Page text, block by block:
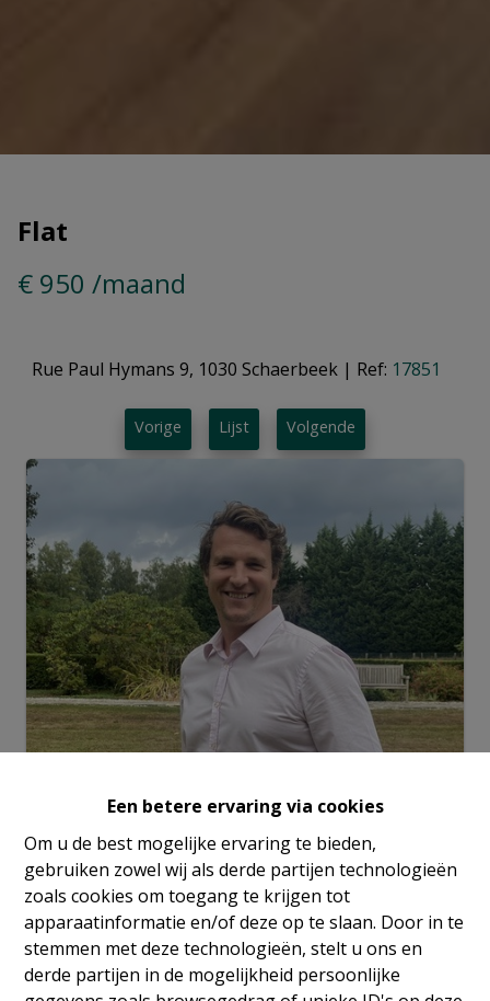
Een betere ervaring via cookies
Om u de best mogelijke ervaring te bieden,
gebruiken zowel wij als derde partijen technologieën
zoals cookies om toegang te krijgen tot
apparaatinformatie en/of deze op te slaan. Door in te
stemmen met deze technologieën, stelt u ons en
derde partijen in de mogelijkheid persoonlijke
Flat
€ 950 /maand
Rue Paul Hymans 9, 1030 Schaerbeek | Ref: 17851
Vorige Lijst Volgende
Info aanvragen
1 36 m²
Te huur // Vlakbij het Meiserplein // Op een steenworp